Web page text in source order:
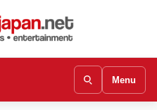
Menu